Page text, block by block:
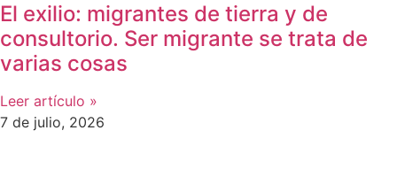
El exilio: migrantes de tierra y de
consultorio. Ser migrante se trata de
varias cosas
Leer artículo »
7 de julio, 2026